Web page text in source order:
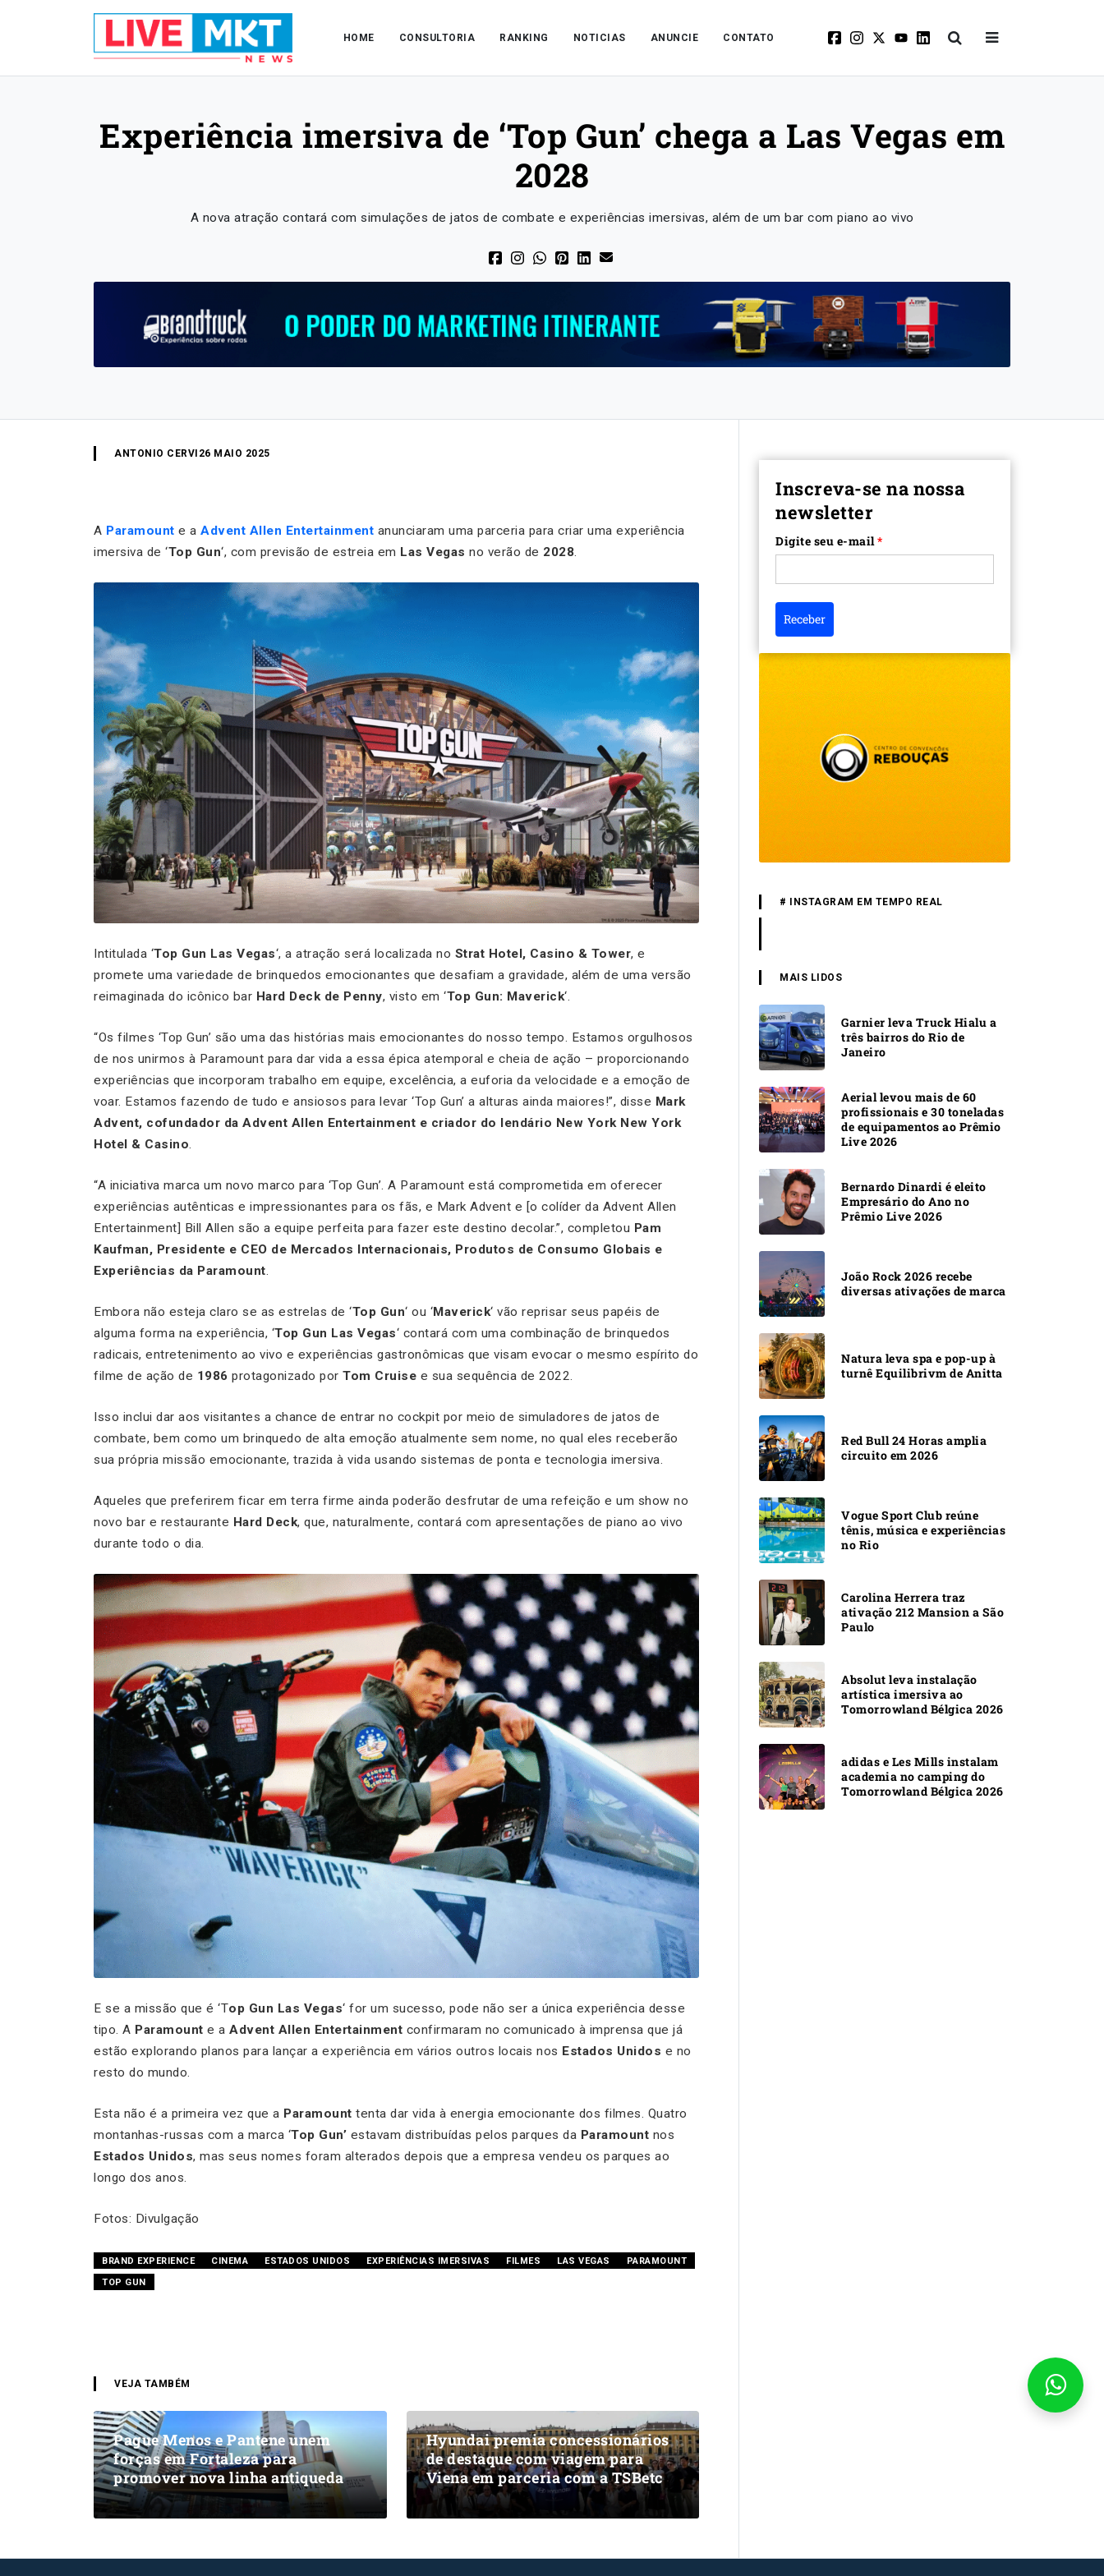
HOME CONSULTORIA RANKING NOTICIAS ANUNCIE CONTATO
Experiência imersiva de ‘Top Gun’ chega a Las Vegas em
2028
A nova atração contará com simulações de jatos de combate e experiências imersivas, além de um bar com piano ao vivo
ANTONIO CERVI 26 MAIO 2025
A Paramount e a Advent Allen Entertainment anunciaram uma parceria para criar uma experiência
imersiva de ‘Top Gun‘, com previsão de estreia em Las Vegas no verão de 2028.
Intitulada ‘Top Gun Las Vegas‘, a atração será localizada no Strat Hotel, Casino & Tower, e
promete uma variedade de brinquedos emocionantes que desafiam a gravidade, além de uma versão
reimaginada do icônico bar Hard Deck de Penny, visto em ‘Top Gun: Maverick‘.
“Os filmes ‘Top Gun’ são uma das histórias mais emocionantes do nosso tempo. Estamos orgulhosos
de nos unirmos à Paramount para dar vida a essa épica atemporal e cheia de ação – proporcionando
experiências que incorporam trabalho em equipe, excelência, a euforia da velocidade e a emoção de
voar. Estamos fazendo de tudo e ansiosos para levar ‘Top Gun’ a alturas ainda maiores!”, disse Mark
Advent, cofundador da Advent Allen Entertainment e criador do lendário New York New York
Hotel & Casino.
“A iniciativa marca um novo marco para ‘Top Gun’. A Paramount está comprometida em oferecer
experiências autênticas e impressionantes para os fãs, e Mark Advent e [o colíder da Advent Allen
Entertainment] Bill Allen são a equipe perfeita para fazer este destino decolar.”, completou Pam
Kaufman, Presidente e CEO de Mercados Internacionais, Produtos de Consumo Globais e
Experiências da Paramount.
Embora não esteja claro se as estrelas de ‘Top Gun‘ ou ‘Maverick‘ vão reprisar seus papéis de
alguma forma na experiência, ‘Top Gun Las Vegas‘ contará com uma combinação de brinquedos
radicais, entretenimento ao vivo e experiências gastronômicas que visam evocar o mesmo espírito do
filme de ação de 1986 protagonizado por Tom Cruise e sua sequência de 2022.
Isso inclui dar aos visitantes a chance de entrar no cockpit por meio de simuladores de jatos de
combate, bem como um brinquedo de alta emoção atualmente sem nome, no qual eles receberão
sua própria missão emocionante, trazida à vida usando sistemas de ponta e tecnologia imersiva.
Aqueles que preferirem ficar em terra firme ainda poderão desfrutar de uma refeição e um show no
novo bar e restaurante Hard Deck, que, naturalmente, contará com apresentações de piano ao vivo
durante todo o dia.
E se a missão que é ‘Top Gun Las Vegas‘ for um sucesso, pode não ser a única experiência desse
tipo. A Paramount e a Advent Allen Entertainment confirmaram no comunicado à imprensa que já
estão explorando planos para lançar a experiência em vários outros locais nos Estados Unidos e no
resto do mundo.
Esta não é a primeira vez que a Paramount tenta dar vida à energia emocionante dos filmes. Quatro
montanhas-russas com a marca ‘Top Gun’ estavam distribuídas pelos parques da Paramount nos
Estados Unidos, mas seus nomes foram alterados depois que a empresa vendeu os parques ao
longo dos anos.
Fotos: Divulgação
BRAND EXPERIENCE CINEMA ESTADOS UNIDOS EXPERIÊNCIAS IMERSIVAS FILMES LAS VEGAS
PARAMOUNT
TOP GUN
VEJA TAMBÉM
Pague Menos e Pantene unem
forças em Fortaleza para
promover nova linha antiqueda
Hyundai premia concessionários
de destaque com viagem para
Viena em parceria com a TSBetc
Inscreva-se na nossa
newsletter
Digite seu e-mail*
Receber
# INSTAGRAM EM TEMPO REAL
MAIS LIDOS
Garnier leva Truck Hialu a
três bairros do Rio de
Janeiro
Aerial levou mais de 60
profissionais e 30 toneladas
de equipamentos ao Prêmio
Live 2026
Bernardo Dinardi é eleito
Empresário do Ano no
Prêmio Live 2026
João Rock 2026 recebe
diversas ativações de marca
Natura leva spa e pop-up à
turnê Equilibrivm de Anitta
Red Bull 24 Horas amplia
circuito em 2026
Vogue Sport Club reúne
tênis, música e experiências
no Rio
Carolina Herrera traz
ativação 212 Mansion a São
Paulo
Absolut leva instalação
artística imersiva ao
Tomorrowland Bélgica 2026
adidas e Les Mills instalam
academia no camping do
Tomorrowland Bélgica 2026